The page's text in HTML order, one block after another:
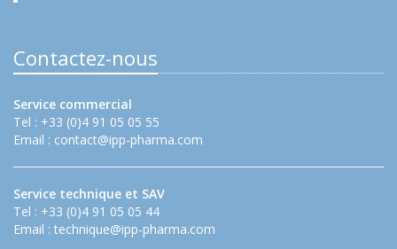
Contactez-nous
Service commercial
Tel : +33 (0)4 91 05 05 55
Email : contact@ipp-pharma.com
Service technique et SAV
Tel : +33 (0)4 91 05 05 44
Email : technique@ipp-pharma.com